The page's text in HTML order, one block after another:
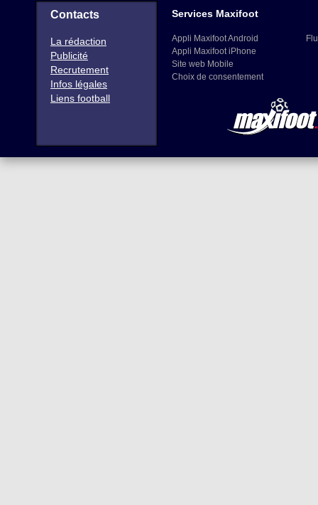
Contacts
La rédaction
Publicité
Recrutement
Infos légales
Liens football
Services Maxifoot
Appli Maxifoot Android
Appli Maxifoot iPhone
Site web Mobile
Choix de consentement